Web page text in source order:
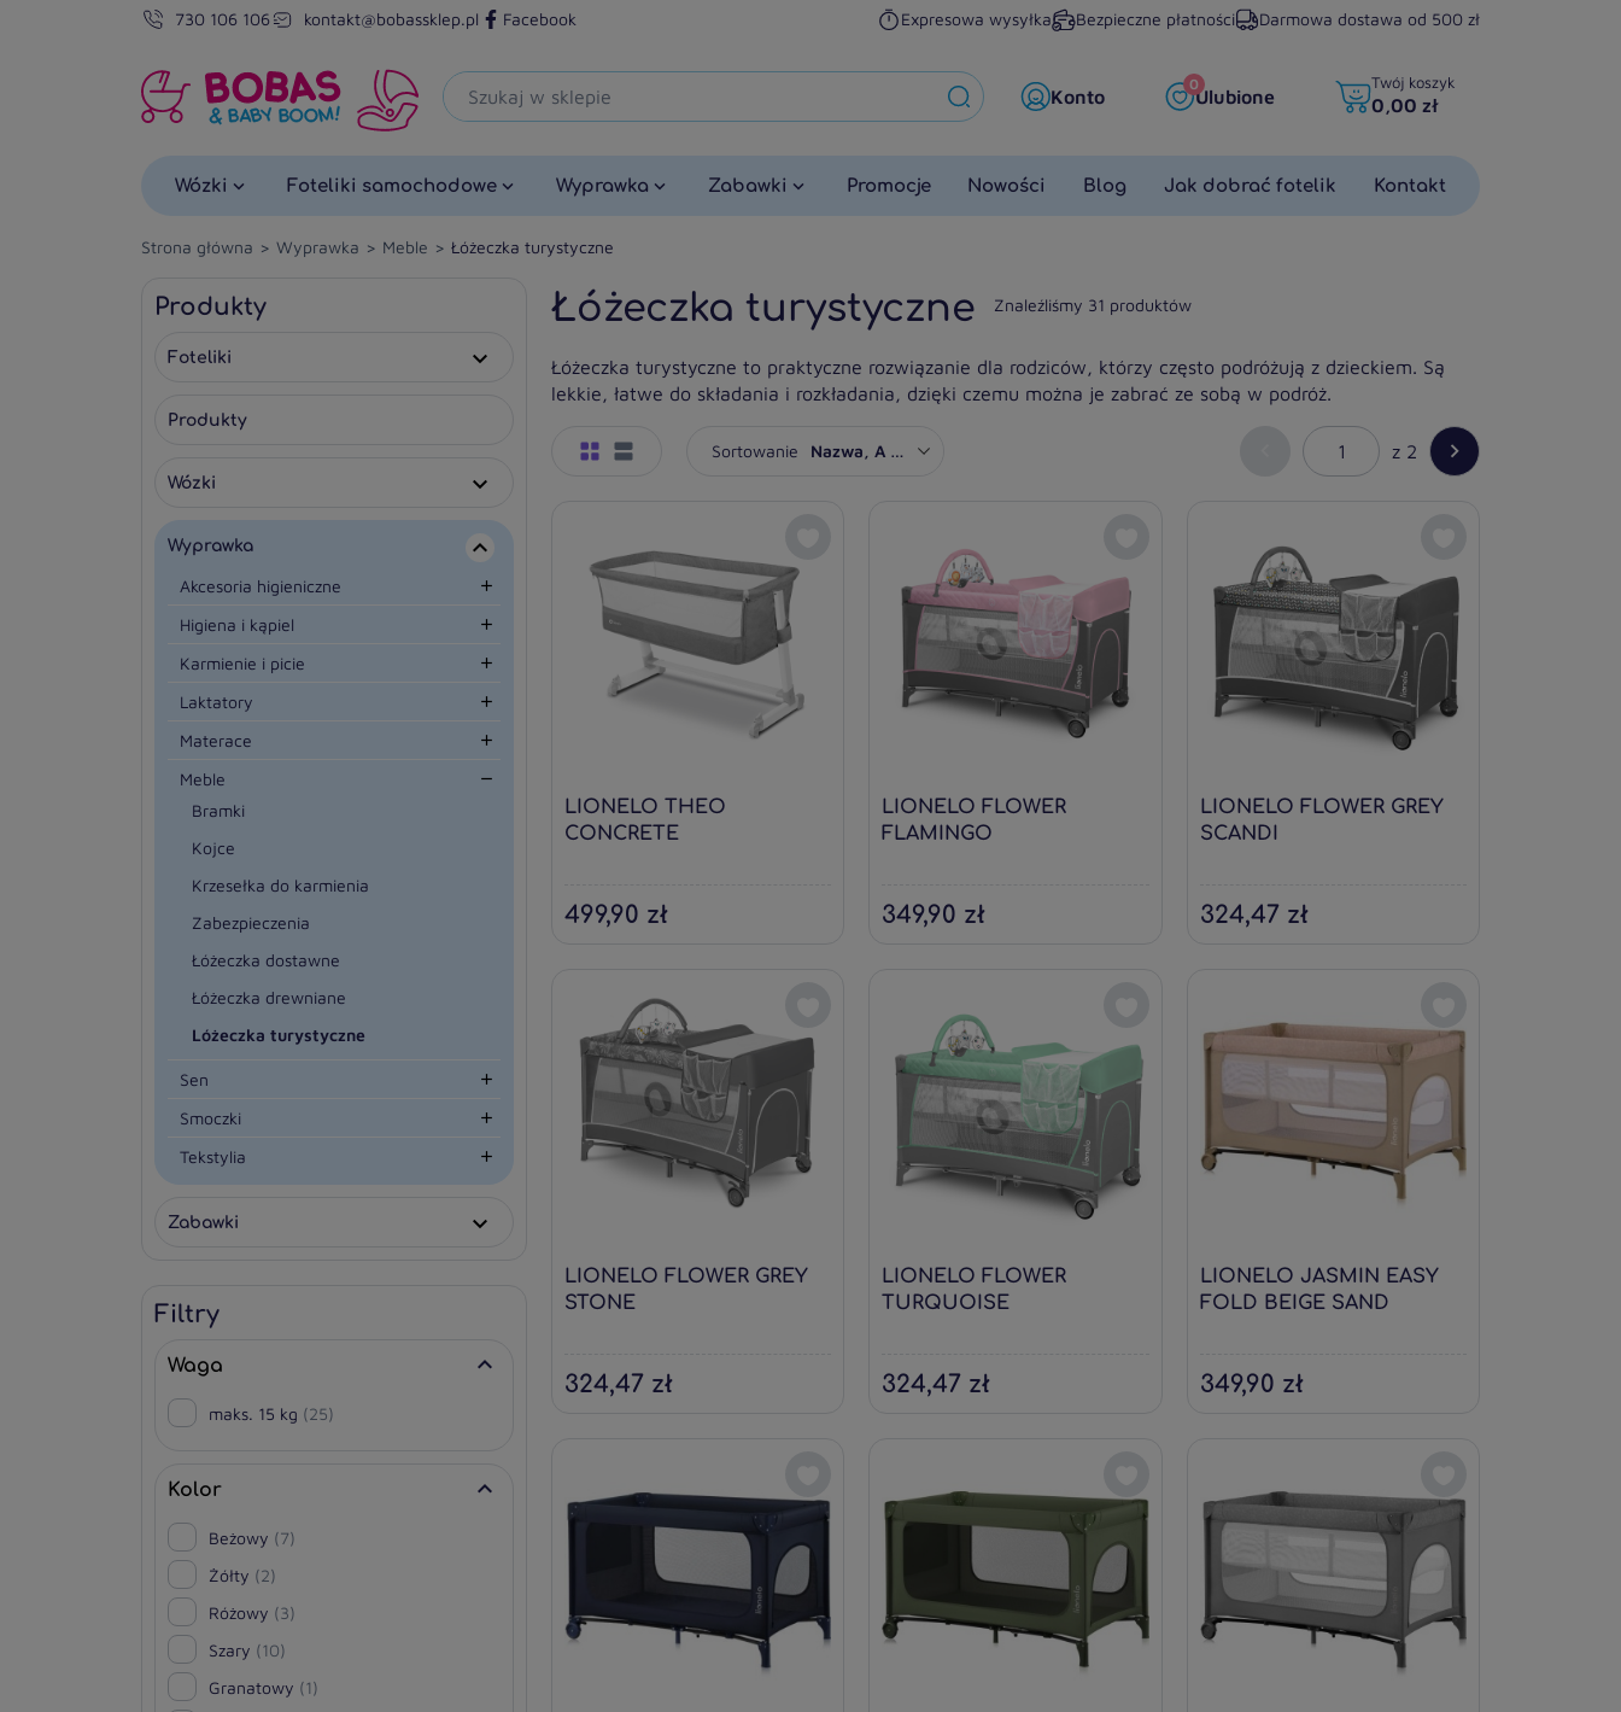
730 106 106 kontakt@bobassklep.pl Facebook Expresowa wysyłka Bezpieczne płatności Darmowa dostawa od 500 zł
Konto Ulubione
0 Twój koszyk
0,00 zł
Wózki Foteliki samochodowe Wyprawka Zabawki Promocje Nowości Blog Jak dobrać fotelik Kontakt
Strona główna Wyprawka Meble Łóżeczka turystyczne
Produkty
Foteliki 
Produkty
Wózki 
Wyprawka 
Akcesoria higieniczne 
Higiena i kąpiel 
Karmienie i picie 
Laktatory 
Materace 
Meble 
Bramki
Kojce
Krzesełka do karmienia
Zabezpieczenia
Łóżeczka dostawne
Łóżeczka drewniane
Łóżeczka turystyczne
Sen 
Smoczki 
Tekstylia 
Zabawki 
Filtry
Waga 
maks. 15 kg (25)
Kolor 
Beżowy (7)
Żółty (2)
Różowy (3)
Szary (10)
Granatowy (1)
Łóżeczka turystyczne Znaleźliśmy 31 produktów
Łóżeczka turystyczne to praktyczne rozwiązanie dla rodziców, którzy często podróżują z dzieckiem. Są
lekkie, łatwe do składania i rozkładania, dzięki czemu można je zabrać ze sobą w podróż.
Sortowanie z 2 
LIONELO THEO
CONCRETE
499,90 zł
LIONELO FLOWER
FLAMINGO
349,90 zł
LIONELO FLOWER GREY
SCANDI
324,47 zł
LIONELO FLOWER GREY
STONE
324,47 zł
LIONELO FLOWER
TURQUOISE
324,47 zł
LIONELO JASMIN EASY
FOLD BEIGE SAND
349,90 zł